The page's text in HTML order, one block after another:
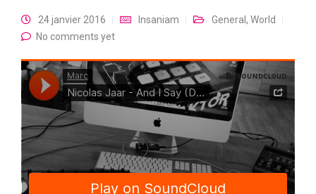
24 janvier 2016 Insaniam General , World
No comments yet